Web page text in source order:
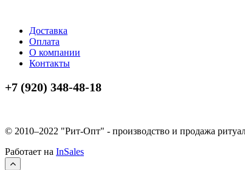
Доставка
Оплата
О компании
Контакты
+7 (920) 348-48-18
© 2010–2022 "Рит-Опт" - производство и продажа
Работает на InSales